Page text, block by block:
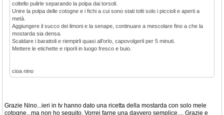
coltello pulirle separando la polpa dai torsoli.
Unire la polpa delle cotogne e i fichi a cui sono stati tolti solo i piccioli e aperti a
metà.
Aggiungere il succo dei limoni e la senape, continuare a mescolare fino a che la
mostarda sia densa.
Scaldare i barattoli e riempirli quasi all’orlo, capovolgerli per 5 minuti.
Mettere le etichette e riporli in luogo fresco e buio.
cioa nino
Grazie Nino...ieri in tv hanno dato una ricetta della mostarda con solo mele
cotogne...ma non ho seguito. Vorrei farne una davvero semplice.... Grazie e